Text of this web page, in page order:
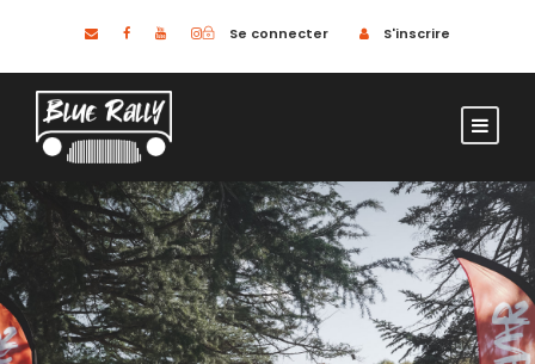
Se connecter S'inscrire